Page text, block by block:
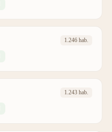
1.246 hab.
1.243 hab.